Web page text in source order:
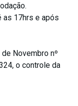
as 17hrs e após
Novembro nº
o controle da